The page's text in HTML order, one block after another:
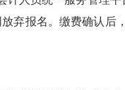
弃报名。缴费确认